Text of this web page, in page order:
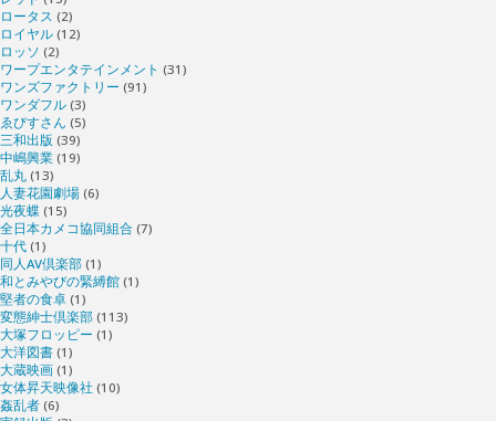
ロータス (2)
ロイヤル (12)
ロッソ (2)
ワープエンタテインメント (31)
ワンズファクトリー (91)
ワンダフル (3)
ゑびすさん (5)
三和出版 (39)
中嶋興業 (19)
乱丸 (13)
人妻花園劇場 (6)
光夜蝶 (15)
全日本カメコ協同組合 (7)
十代 (1)
同人AV倶楽部 (1)
和とみやびの緊縛館 (1)
堅者の食卓 (1)
変態紳士倶楽部 (113)
大塚フロッピー (1)
大洋図書 (1)
大蔵映画 (1)
女体昇天映像社 (10)
姦乱者 (6)